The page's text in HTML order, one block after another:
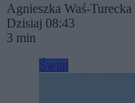
Agnieszka Waś-Turecka
Dzisiaj 08:43
3 min